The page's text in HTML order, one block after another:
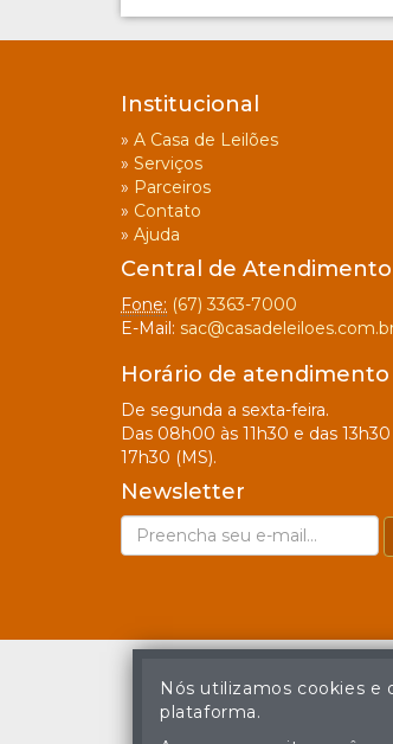
Institucional
» A Casa de Leilões
» Serviços
» Parceiros
» Contato
» Ajuda
Central de Atendimento
Fone: (67) 3363-7000
E-Mail:
Horário de atendimento
De segunda a sexta-feira.
Das 08h00 às 11h30 e das
17h30 (MS).
Newsletter
Nós utilizamos cookies e
plataforma.